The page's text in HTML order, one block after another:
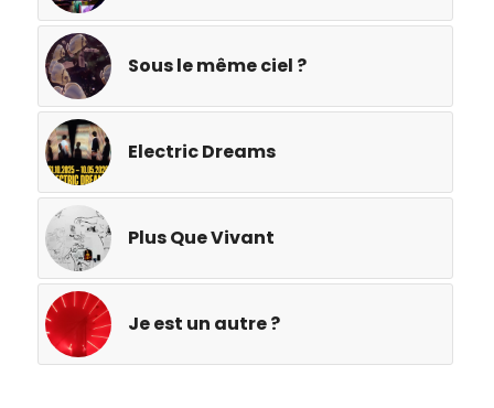
Sous le même ciel ?
Electric Dreams
Plus Que Vivant
Je est un autre ?